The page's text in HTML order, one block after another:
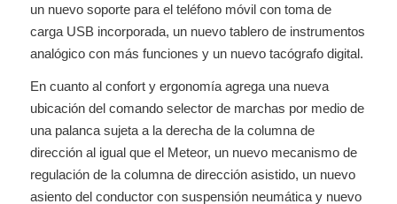
un nuevo soporte para el teléfono móvil con toma de
carga USB incorporada, un nuevo tablero de instrumentos
analógico con más funciones y un nuevo tacógrafo digital.
En cuanto al confort y ergonomía agrega una nueva
ubicación del comando selector de marchas por medio de
una palanca sujeta a la derecha de la columna de
dirección al igual que el Meteor, un nuevo mecanismo de
regulación de la columna de dirección asistido, un nuevo
asiento del conductor con suspensión neumática y nuevo